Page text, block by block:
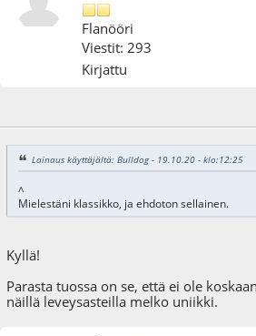
Flanööri
Viestit: 293
Kirjattu
Lainaus käyttäjältä: Bulldog - 19.10.20 - klo:12:25
^
Mielestäni klassikko, ja ehdoton sellainen.
Kyllä!
Parasta tuossa on se, että ei ole
näillä leveysasteilla melko uniikki.